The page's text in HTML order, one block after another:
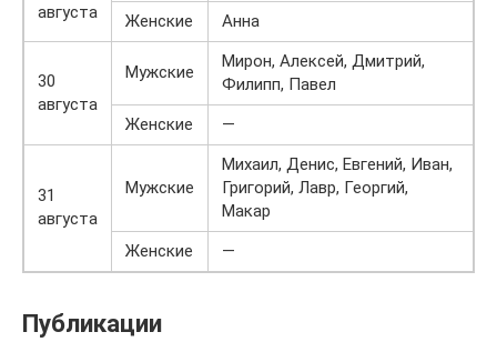
августа
Женские
Анна
30
августа
Мужские
Мирон, Алексей, Дмитрий,
Филипп, Павел
Женские
—
31
августа
Мужские
Михаил, Денис, Евгений, Иван,
Григорий, Лавр, Георгий,
Макар
Женские
—
Публикации